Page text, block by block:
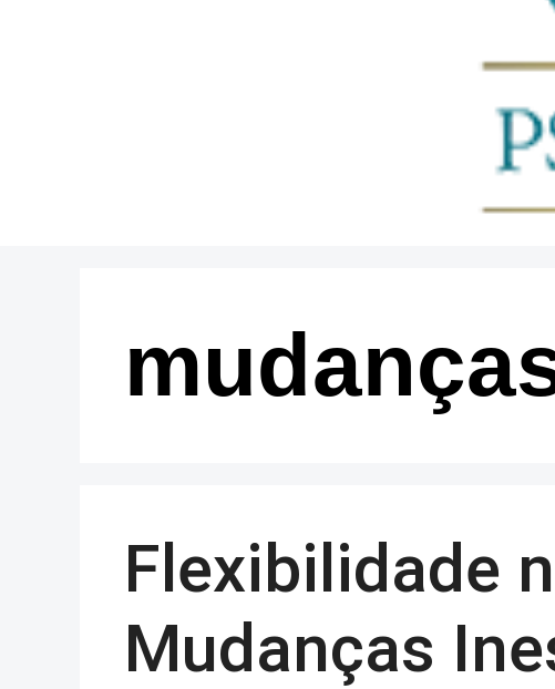
Flexibilidade
Mudanças